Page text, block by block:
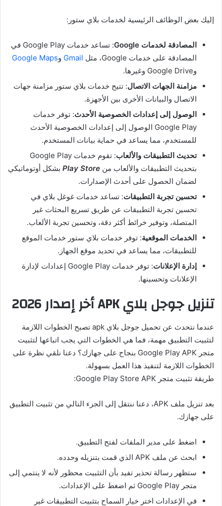
إليك بعض الوظائف الرئيسية لخدمات بلاي ستور:
المصادقة لخدمات Google
: تساعد خدمات Google Play في
المصادقة على خدمات Google، مثل
Gmail وGoogle Maps
وGoogle Drive وغيرها.
مزامنة الجهات الاتصال: تتيح خدمات بلاي ستور مزامنة جهات
الاتصال والبيانات الأخرى بين الأجهزة.
الوصول إلى إعدادات الخصوصية الأحدث: توفر خدمات
Google Play الوصول إلى إعدادات الخصوصية الأحدث
للمستخدم، مما يساعد في حماية بيانات المستخدم.
تحديث التطبيقات والألعاب
: تقوم خدمات Google Play
بتحديث التطبيقات والألعاب من Play Store بشكل أوتوماتيكي
لضمان الحصول على أحدث الإصدارات.
تحسين تجربة التطبيقات: تساعد خدمات غوغل بلاي في
تحسين تجربة التطبيقات عن طريق تسريع البحثات غير
المتصلة، وتوفير خرائط أكثر دقة، وتحسين تجربة الألعاب.
الخدمات الموقعية: توفر خدمات بلاي ستور خدمات الموقع
للتطبيقات، مما يساعد في تحديد موقع الجهاز.
إدارة الإعلانات
: توفر خدمات Google Play إعدادات لإدارة
الإعلانات وتحسينها.
تنزيل جوجل بلاي APK أخر إصدار 2026
عندما نتحدث عن تحميل جوجل بلاي apk تصبح الخطوات اللازمة
لتثبيت التطبيق مهمة، فما هي الخطوات التي يجب اتباعها لتثبيت
متجر Google Play APK بنجاح على جهازك؟ دعنا نلقي نظرة على
الخطوات اللازمة لتنفيذ هذا العمل بسهولة.
طريقة تثبيت متجر Google Play Store APK:
بعد تنزيل ملف APK، دعنا ننتقل إلى الجزء التالي من تثبيت التطبيق
على جهازك.
اضغط على مدير الملفات لفتح التطبيق.
ابحث عن ملف APK الذي قمت بتنزيله وحدده.
ستظهر رسالة تحذير تفيد بأن التثبيت محظور لأنه لا ينتمي إلى
متجر Google Play ثم اضغط على الإعدادات.
في الإعدادات اختر خيار السماح بتثبيت التطبيقات غير